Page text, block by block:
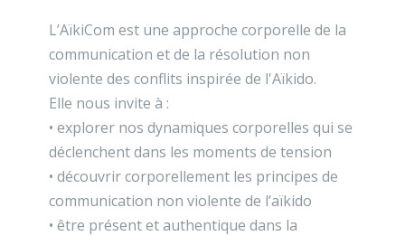
L’AïkiCom est une approche corporelle de la
communication et de la résolution non
violente des conflits inspirée de l'Aïkido.
Elle nous invite à :
• explorer nos dynamiques corporelles qui se
déclenchent dans les moments de tension
• découvrir corporellement les principes de
communication non violente de l’aïkido
• être présent et authentique dans la